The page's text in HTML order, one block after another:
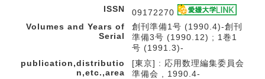
ISSN
09172270
Volumes and Years of
Serial
創刊準備1号 (1990.4)-創刊
準備3号 (1990.12) ; 1巻1
号 (1991.3)-
publication,distributio
n,etc.,area
[東京] : 応用数理編集委員会
準備会 , 1990.4-